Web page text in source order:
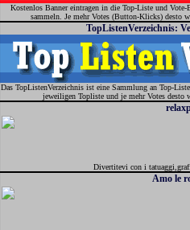
Kostenlos Banner eintragen in die Top-Liste und
sammeln. Je mehr Votes (Button-Klicks) desto
TopListenVerzeichnis:
Das TopListenVerzeichnis ist eine Sammlung an Top-
jeweiligen Topliste und je mehr Votes desto
Divertitevi con i
Amo le